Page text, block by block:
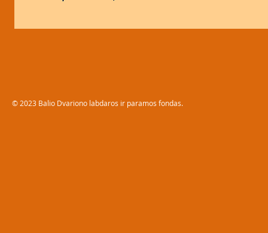
© 2023 Balio Dvariono labdaros ir paramos fondas.